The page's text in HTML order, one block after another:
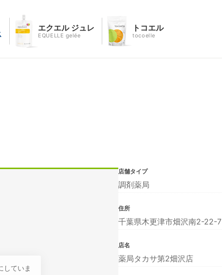
エクエル ジュレ
EQUELLE gelée
トコエル
tocoelle
していま
店舗タイプ
調剤薬局
住所
千葉県木更津市畑沢南2-22-7
店名
薬局タカサ第2畑沢店